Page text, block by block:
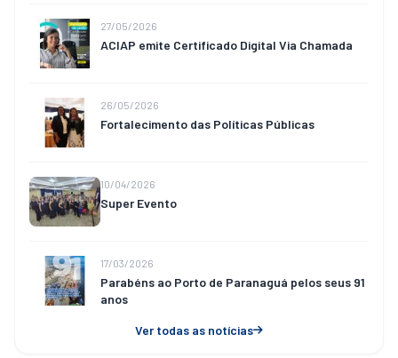
27/05/2026
ACIAP emite Certificado Digital Via Chamada
26/05/2026
Fortalecimento das Políticas Públicas
10/04/2026
Super Evento
17/03/2026
Parabéns ao Porto de Paranaguá pelos seus 91
anos
Ver todas as notícias